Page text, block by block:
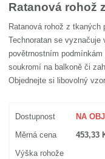
Ratanová rohož
Ratanová rohož z tkaných
Technoratan se
povětrnostním
soukromí na balkoně či
Objednejte si libovolný
Dostupnost NA
Měrná cena 453,33
Výška rohože